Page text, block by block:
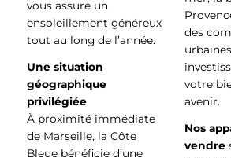
vous assure un
ensoleillement généreux
tout au long de l’année.
Une situation
géographique
privilégiée
À proximité immédiate
de Marseille, la Côte
Bleue bénéficie d’une
des
votre
avenir.
Nos
vendre